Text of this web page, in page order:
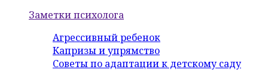
Заметки психолога
Агрессивный ребенок
Капризы и упрямство
Советы по адаптации к детскому саду